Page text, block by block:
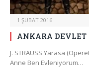
1 ŞUBAT 2016
ANKARA DEVLET
J. STRAUSS Yarasa
Anne Ben Evleniyorum…